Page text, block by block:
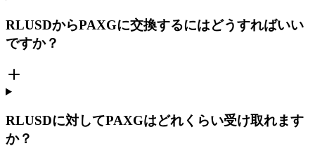
RLUSDからPAXGに交換するにはどうすればいい
ですか？
RLUSDに対してPAXGはどれくらい受け取れます
か？